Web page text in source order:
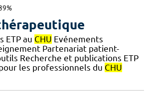
ETP au CHU Evénements
Partenariat patient-
Recherche et publications ETP
les professionnels du CHU